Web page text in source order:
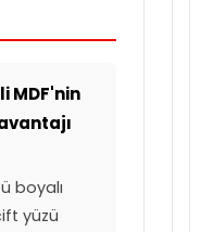
MDF'nin
boyalı
yüzü